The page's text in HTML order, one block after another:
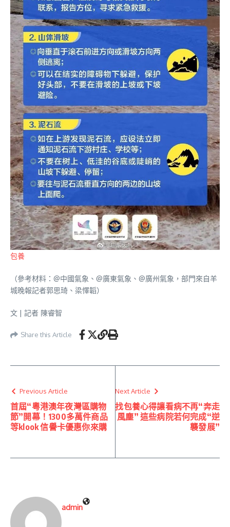
包養
（參考材料：@中國氣象、@廣東氣象、@廣州氣象，部門來自羊
城晚報記者郭思琦、梁懌韜）
文 | 記者 陳睿智
Share this Article
Previous Article
首屆“粵港澳年夜灣區購物
節”開幕！1300多萬件商品
等klook 信譽卡優惠你來購
Next Article
找包養心得讓看病不再“奔走
風塵” 這些病院若何完成“逆
襲發展”
admin